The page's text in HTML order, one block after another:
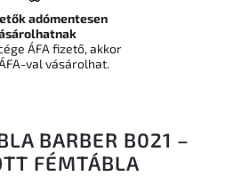
BARBER B021 –
FÉMTÁBLA
adómentesen
ÁFA fizető, akkor
val vásárolhat.